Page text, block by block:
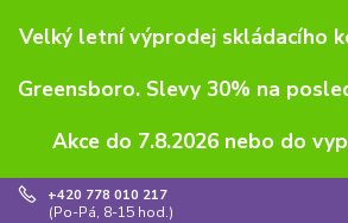
Velký letní výprodej skládacího
Greensboro. Slevy 30% na
Akce do 7.8.2026 nebo do
+420 778 010 217
(Po-Pá, 8-15 hod.)